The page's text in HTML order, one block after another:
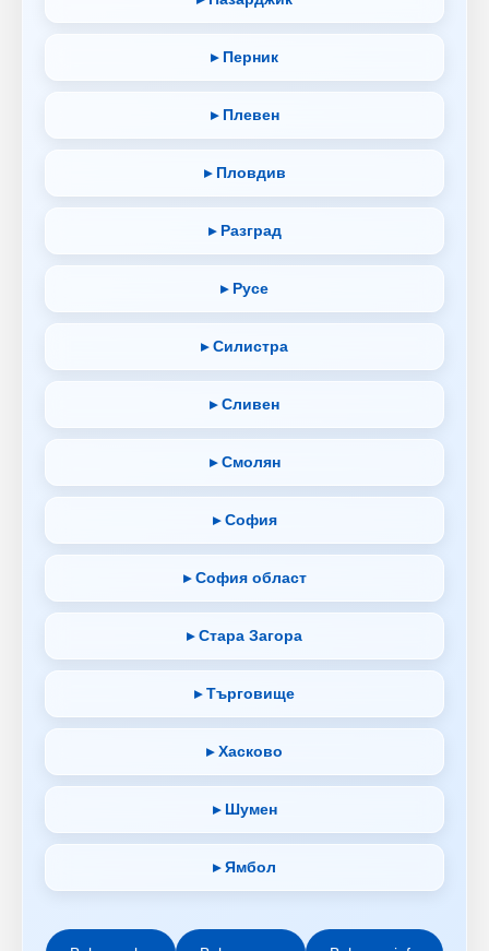
▸ Перник
▸ Плевен
▸ Пловдив
▸ Разград
▸ Русе
▸ Силистра
▸ Сливен
▸ Смолян
▸ София
▸ София област
▸ Стара Загора
▸ Търговище
▸ Хасково
▸ Шумен
▸ Ямбол